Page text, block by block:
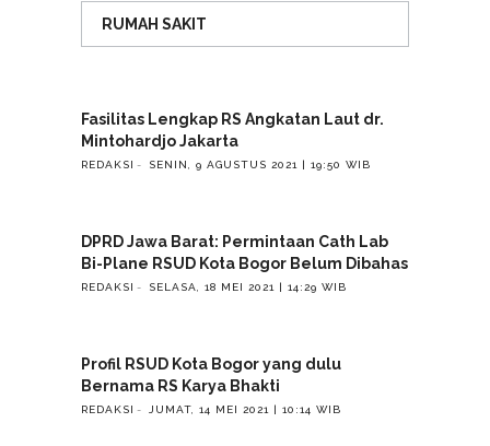
RUMAH SAKIT
Fasilitas Lengkap RS Angkatan Laut dr.
Mintohardjo Jakarta
REDAKSI SENIN, 9 AGUSTUS 2021 | 19:50 WIB
DPRD Jawa Barat: Permintaan Cath Lab
Bi-Plane RSUD Kota Bogor Belum Dibahas
REDAKSI SELASA, 18 MEI 2021 | 14:29 WIB
Profil RSUD Kota Bogor yang dulu
Bernama RS Karya Bhakti
REDAKSI JUMAT, 14 MEI 2021 | 10:14 WIB